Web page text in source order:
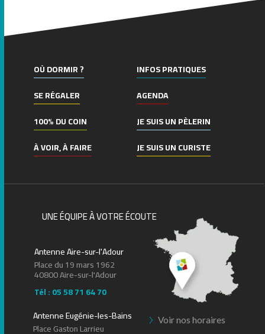
OÙ DORMIR ?
SE RÉGALER
100% DU COIN
À VOIR, À FAIRE
INFOS PRATIQUES
AGENDA
JE SUIS UN PÈLERIN
JE SUIS UN CURISTE
UNE ÉQUIPE À VOTRE ÉCOUTE
Antenne Aire-sur-l'Adour
Place du 19 mars 1962
40800 Aire-sur-l'Adour
Tél : 05 58 71 64 70
Voir nos horaires
Antenne Eugénie-les-Bains
Place Gaston Larrieu